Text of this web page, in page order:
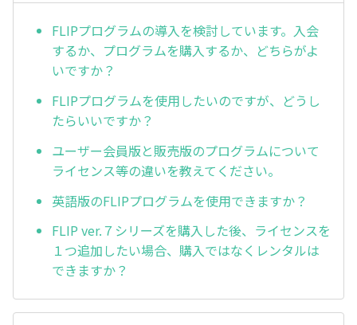
FLIPプログラムの導入を検討しています。入会
するか、プログラムを購入するか、どちらがよ
いですか？
FLIPプログラムを使用したいのですが、どうし
たらいいですか？
ユーザー会員版と販売版のプログラムについて
ライセンス等の違いを教えてください。
英語版のFLIPプログラムを使用できますか？
FLIP ver.７シリーズを購入した後、ライセンスを
１つ追加したい場合、購入ではなくレンタルは
できますか？